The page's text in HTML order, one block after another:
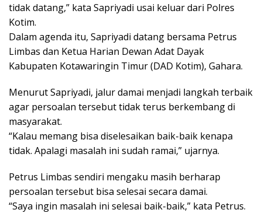
tidak datang,” kata Sapriyadi usai keluar dari Polres
Kotim.
Dalam agenda itu, Sapriyadi datang bersama Petrus
Limbas dan Ketua Harian Dewan Adat Dayak
Kabupaten Kotawaringin Timur (DAD Kotim), Gahara.
Menurut Sapriyadi, jalur damai menjadi langkah terbaik
agar persoalan tersebut tidak terus berkembang di
masyarakat.
“Kalau memang bisa diselesaikan baik-baik kenapa
tidak. Apalagi masalah ini sudah ramai,” ujarnya.
Petrus Limbas sendiri mengaku masih berharap
persoalan tersebut bisa selesai secara damai.
“Saya ingin masalah ini selesai baik-baik,” kata Petrus.